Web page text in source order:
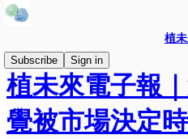
植
Subscribe
Sign in
植未來電子報
覺被市場決定